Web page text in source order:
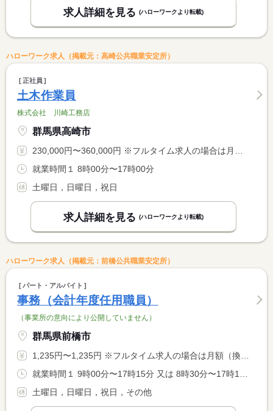
求人詳細を見る (ハローワークより転載)
ハローワーク求人（掲載元：高崎公共職業安定所）
正社員
土木作業員
株式会社 川崎工務店
群馬県高崎市
230,000円〜360,000円 ※フルタイム求人の場合は月額（換算額）、パート求人の場合は時間額を表示しています。
就業時間１ 8時00分〜17時00分
土曜日，日曜日，祝日
求人詳細を見る (ハローワークより転載)
ハローワーク求人（掲載元：前橋公共職業安定所）
パート・アルバイト
事務（会計年度任用職員）
（事業所の意向により公開していません）
群馬県前橋市
1,235円〜1,235円 ※フルタイム求人の場合は月額（換算額）、パート求人の場合は時間額を表示しています。
土曜日，日曜日，祝日，その他